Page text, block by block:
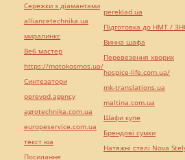
Сережки з діамантами
alliancetechnika.ua
миралинкс
Веб мастер
https://motokosmos.ua/
Синтезатори
perevod.agency
agrotechnika.com.ua
europeservice.com.ua
текст юа
Посилання
pereklad.ua
Підготовка до НМТ /
Винна шафа
Перевезення хворих
hospice-life.com.ua/
mk-translations.ua
maltina.com.ua
Шафи купе
Брендові сумки
Натяжні стелі Nova